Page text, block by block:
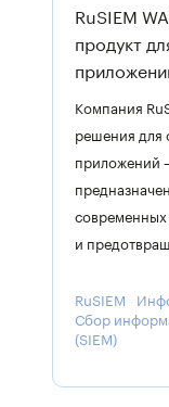
RuSIEM
продукт
Компания
решения для
приложений
и
RuSIEM
Сбор
(SIEM)